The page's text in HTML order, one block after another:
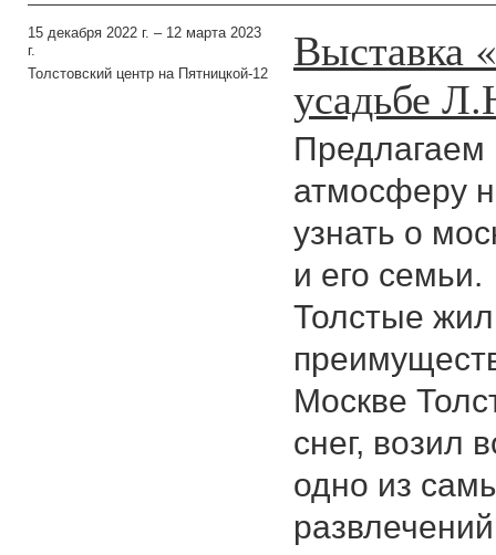
15 декабря 2022 г. – 12 марта 2023
г.
Толстовский центр на Пятницкой-12
Выставка
усадьбе
Предлагаем
атмосферу
узнать о
и его семьи.
Толстые
Москве
снег, возил
одно из